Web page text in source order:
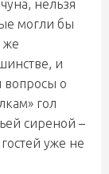
нельзя
могли бы
же
и
вопросы о
гол
сиреной –
уже не